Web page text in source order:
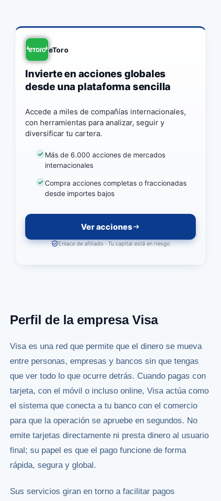
eToro
Invierte en acciones globales
desde una plataforma sencilla
Accede a miles de compañías internacionales,
con herramientas para analizar, seguir y
diversificar tu cartera.
Más de 6.000 acciones de mercados
internacionales
Compra acciones completas o fraccionadas
desde importes bajos
Ver acciones
Enlace de afiliado · Tu capital está en riesgo
Perfil de la empresa Visa
Visa es una red que permite que el dinero se mueva
entre personas, empresas y bancos sin que tengas
que ver todo lo que ocurre detrás. Cuando pagas con
tarjeta, con el móvil o incluso online, Visa actúa como
el sistema que conecta a tu banco con el comercio
para que la operación se apruebe en segundos. No
emite tarjetas directamente ni presta dinero al usuario
final; su papel es que el pago funcione de forma
rápida, segura y global.
Sus servicios giran en torno a facilitar pagos